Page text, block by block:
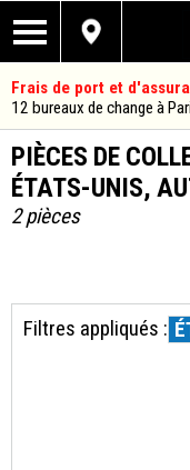
Frais de port et
12 bureaux de change à
PIÈCES DE
ÉTATS-UNIS,
2 pièces
Filtres appliqués :